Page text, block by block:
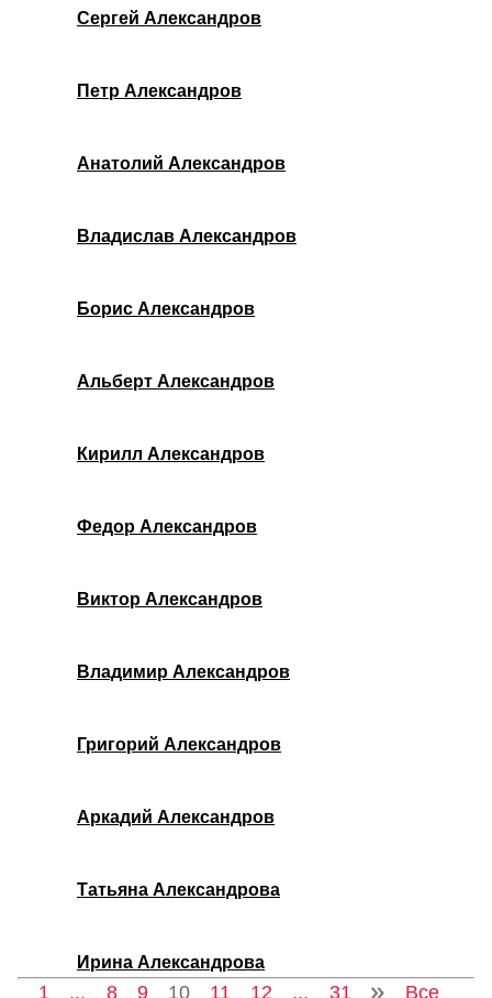
Сергей Александров
Петр Александров
Анатолий Александров
Владислав Александров
Борис Александров
Альберт Александров
Кирилл Александров
Федор Александров
Виктор Александров
Владимир Александров
Григорий Александров
Аркадий Александров
Татьяна Александрова
Ирина Александрова
1 ... 8 9 10 11 12 ... 31 Все